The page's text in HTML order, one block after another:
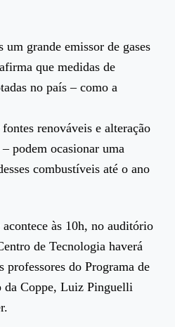
um grande emissor de gases
que medidas de
no país – como a
renováveis e alteração
podem ocasionar uma
combustíveis até o ano
às 10h, no auditório
de Tecnologia haverá
professores do Programa de
da Coppe, Luiz Pinguelli